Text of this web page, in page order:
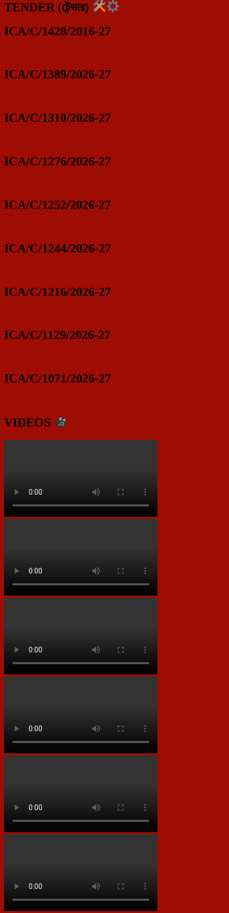
TENDER (টেন্ডার)
ICA/C/1428/2016-27
ICA/C/1389/2026-27
ICA/C/1310/2026-27
ICA/C/1276/2026-27
ICA/C/1252/2026-27
ICA/C/1244/2026-27
ICA/C/1216/2026-27
ICA/C/1129/2026-27
ICA/C/1071/2026-27
VIDEOS